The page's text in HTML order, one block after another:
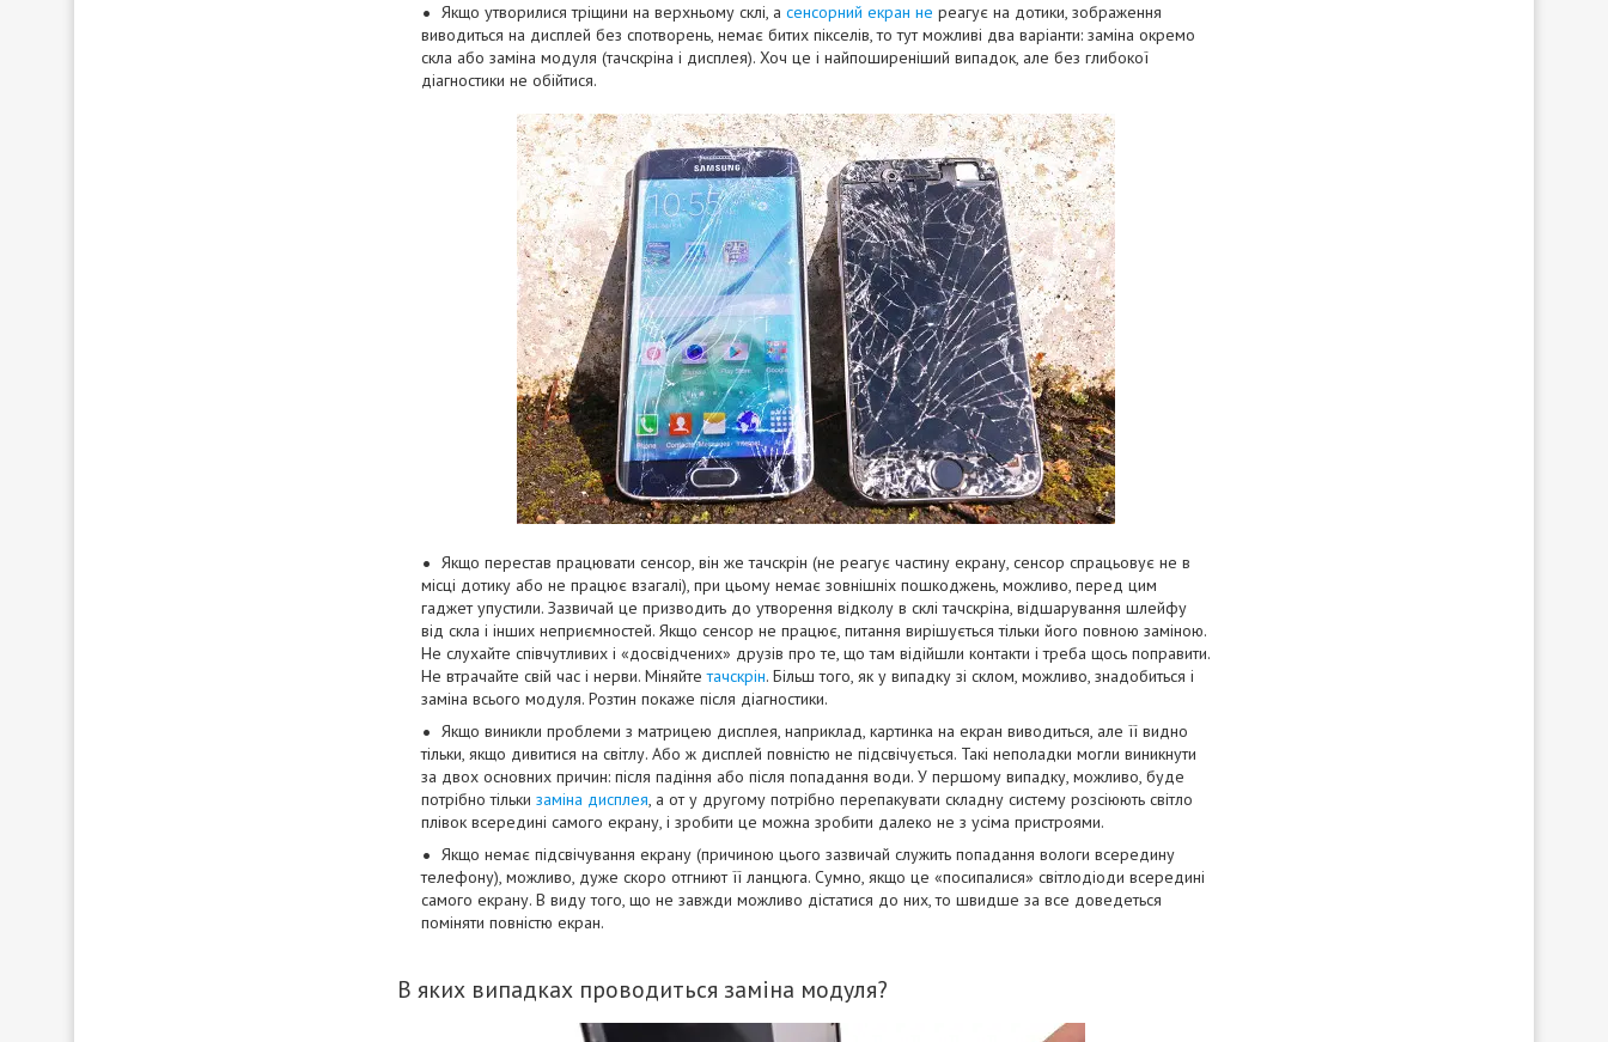
Якщо утворилися тріщини на верхньому склі, а сенсорний екран не реагує на дотики, зображення
виводиться на дисплей без спотворень, немає битих пікселів, то тут можливі два варіанти: заміна окремо
скла або заміна модуля (тачскріна і дисплея). Хоч це і найпоширеніший випадок, але без глибокої
діагностики не обійтися.
Якщо перестав працювати сенсор, він же тачскрін (не реагує частину екрану, сенсор спрацьовує не в
місці дотику або не працює взагалі), при цьому немає зовнішніх пошкоджень, можливо, перед цим
гаджет упустили. Зазвичай це призводить до утворення відколу в склі тачскріна, відшарування шлейфу
від скла і інших неприємностей. Якщо сенсор не працює, питання вирішується тільки його повною заміною.
Не слухайте співчутливих і «досвідчених» друзів про те, що там відійшли контакти і треба щось поправити.
Не втрачайте свій час і нерви. Міняйтетачскрін. Більш того, як у випадку зі склом, можливо, знадобиться і
заміна всього модуля. Розтин покаже після діагностики.
Якщо виникли проблеми з матрицею дисплея, наприклад, картинка на екран виводиться, але її видно
тільки, якщо дивитися на світлу. Або ж дисплей повністю не підсвічується. Такі неполадки могли виникнути
за двох основних причин: після падіння або після попадання води. У першому випадку, можливо, буде
потрібно тільки заміна дисплея, а от у другому потрібно перепакувати складну систему розсіюють світло
плівок всередині самого екрану, і зробити це можна зробити далеко не з усіма пристроями.
Якщо немає підсвічування екрану (причиною цього зазвичай служить попадання вологи всередину
телефону), можливо, дуже скоро отгниют її ланцюга. Сумно, якщо це «посипалися» світлодіоди всередині
самого екрану. В виду того, що не завжди можливо дістатися до них, то швидше за все доведеться
поміняти повністю екран.
В яких випадках проводиться заміна модуля?